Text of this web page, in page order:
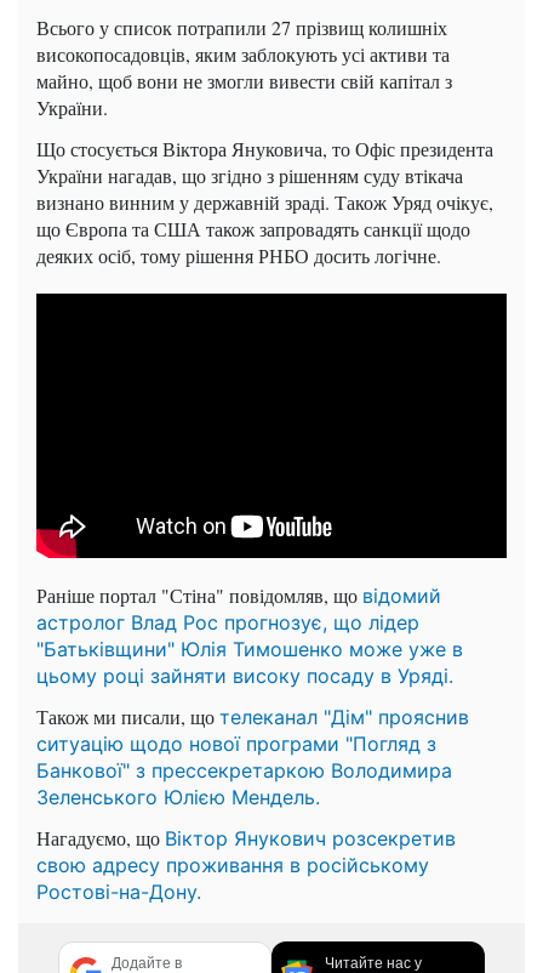
Всього у список потрапили 27 прізвищ колишніх
високопосадовців, яким заблокують усі активи та
майно, щоб вони не змогли вивести свій капітал з
України.
Що стосується Віктора Януковича, то Офіс президента
України нагадав, що згідно з рішенням суду втікача
визнано винним у державній зраді. Також Уряд очікує,
що Європа та США також запровадять санкції щодо
деяких осіб, тому рішення РНБО досить логічне.
Раніше портал "Стіна" повідомляв, що відомий
астролог Влад Рос прогнозує, що лідер
"Батьківщини" Юлія Тимошенко може уже в
цьому році зайняти високу посаду в Уряді.
Також ми писали, що телеканал "Дім" прояснив
ситуацію щодо нової програми "Погляд з
Банкової" з прессекретаркою Володимира
Зеленського Юлією Мендель.
Нагадуємо, що Віктор Янукович розсекретив
свою адресу проживання в російському
Ростові-на-Дону.
Додайте в Читайте нас у